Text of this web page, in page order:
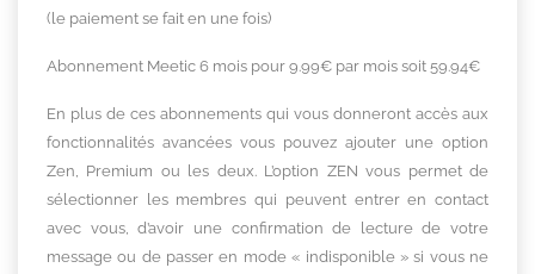
(le paiement se fait en une fois)
Abonnement Meetic 6 mois pour 9.99€ par mois soit 59.94€
En plus de ces abonnements qui vous donneront accès aux
fonctionnalités avancées vous pouvez ajouter une option
Zen, Premium ou les deux. L’option ZEN vous permet de
sélectionner les membres qui peuvent entrer en contact
avec vous, d’avoir une confirmation de lecture de votre
message ou de passer en mode « indisponible » si vous ne